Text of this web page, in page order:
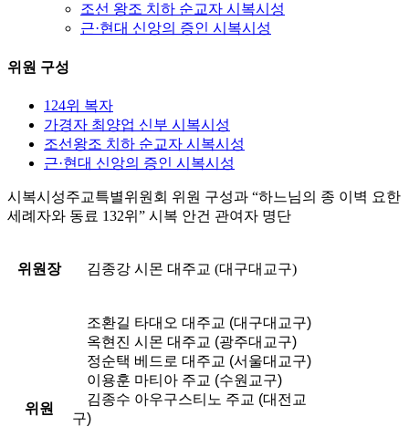
조선 왕조 치하 순교자 시복시성
근·현대 신앙의 증인 시복시성
위원 구성
124위 복자
가경자 최양업 신부 시복시성
조선왕조 치하 순교자 시복시성
근·현대 신앙의 증인 시복시성
시복시성주교특별위원회 위원 구성과 “하느님의 종 이벽 요한
세례자와 동료 132위” 시복 안건 관여자 명단
위원장 김종강 시몬 대주교 (대구대교구)
위원
조환길 타대오 대주교 (대구대교구)
옥현진 시몬 대주교 (광주대교구)
정순택 베드로 대주교 (서울대교구)
이용훈 마티아 주교 (수원교구)
김종수 아우구스티노 주교 (대전교
구)